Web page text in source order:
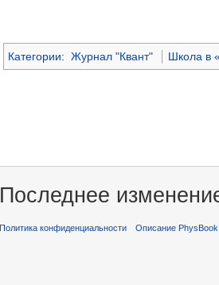
Категории: Журнал "Квант" Школа в
Последнее
Политика конфиденциальности Описание PhysBook